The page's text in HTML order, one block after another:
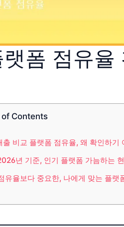
폼 점유
Contents
출 비교 플랫폼 점유율, 왜 확인하기
년 기준, 인기 플랫폼 가늠하는
유율보다 중요한, 나에게 맞는 플랫